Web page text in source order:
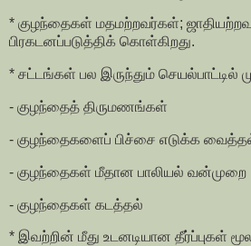
* குழந்தைகள் மதமற்றவர்கள்;
பிரகடனப்படுத்திக் கொள்கிறது.
* சட்டங்கள் பல இருந்தும்
- குழந்தைத் திருமணங்கள்
- குழந்தைகளைப் பிச்சை எடுக்க
- குழந்தைகள் மீதான பாலியல் வன்முறை
- குழந்தைகள் கடத்தல்
* இவற்றின் மீது உடனடியான தீர்ப்புகள்